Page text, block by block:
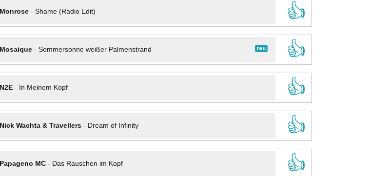
Monrose- Shame (Radio Edit)
👍
neu
Mosaique- Sommersonne weißer Palmenstrand
👍
N2E- In Meinem Kopf
👍
Nick Wachta & Travellers- Dream of Infinity
👍
Papageno MC- Das Rauschen im Kopf
👍